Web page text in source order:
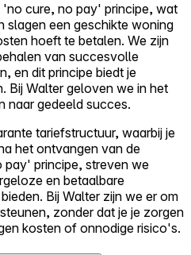
cure, no pay' principe, wat
slagen een geschikte woning
hoeft te betalen. We zijn
van succesvolle
en dit principe biedt je
Bij Walter geloven we in het
naar gedeeld succes.
tariefstructuur, waarbij je
het ontvangen van de
principe, streven we
en betaalbare
Bij Walter zijn we er om
zonder dat je je zorgen
kosten of onnodige risico's.